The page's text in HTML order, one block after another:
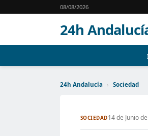
08/08/2026
24h
24h Andalucía › Sociedad
SOCIEDAD14 de Junio